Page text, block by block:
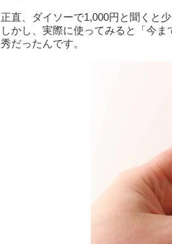
正直、ダイソーで1,000円と聞くと
しかし、実際に使ってみると「今
秀だったんです。